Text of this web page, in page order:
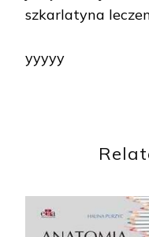
szkarlatyna
yyyyy